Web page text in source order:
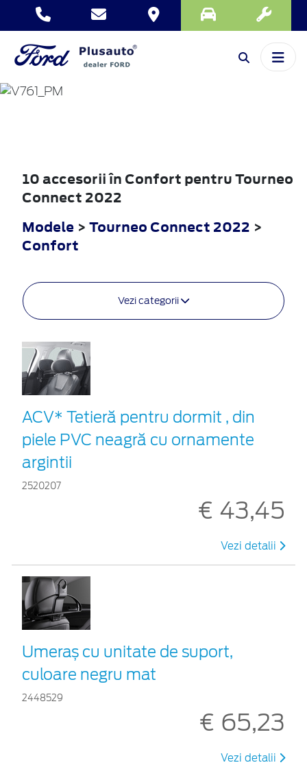
TOURNEO
CONNECT
10 accesorii în Confort pentru Tourneo
Connect 2022
Modele > Tourneo Connect 2022 >
Confort
Vezi categorii
ACV* Tetieră pentru dormit , din
piele PVC neagră cu ornamente
argintii
2520207
€ 43,45
Vezi detalii
Umeraș cu unitate de suport,
culoare negru mat
2448529
€ 65,23
Vezi detalii